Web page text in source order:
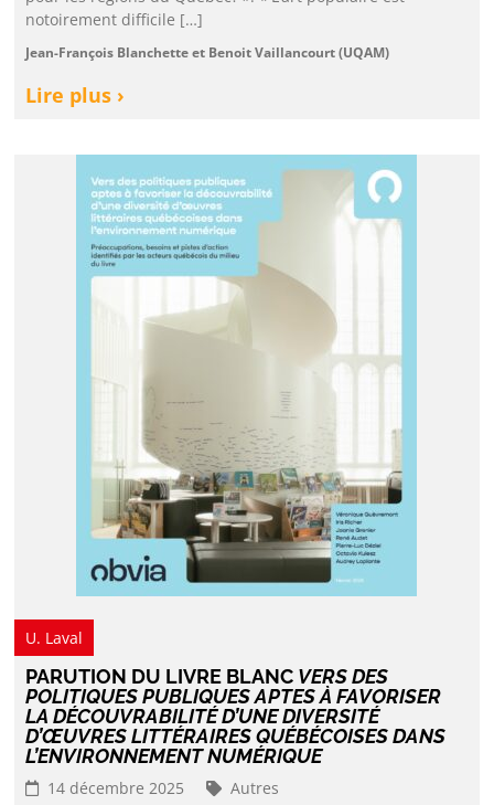
notoirement difficile […]
Jean-François Blanchette et Benoit Vaillancourt (UQAM)
Lire plus ›
U. Laval
PARUTION DU LIVRE BLANC VERS DES
POLITIQUES PUBLIQUES APTES À FAVORISER
LA DÉCOUVRABILITÉ D’UNE DIVERSITÉ
D’ŒUVRES LITTÉRAIRES QUÉBÉCOISES DANS
L’ENVIRONNEMENT NUMÉRIQUE
14 décembre 2025
Autres